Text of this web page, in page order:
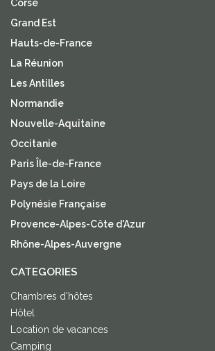
Corse
Grand Est
Hauts-de-France
La Réunion
Les Antilles
Normandie
Nouvelle-Aquitaine
Occitanie
Paris Île-de-France
Pays de la Loire
Polynésie Française
Provence-Alpes-Côte d'Azur
Rhône-Alpes-Auvergne
CATEGORIES
Chambres d'hôtes
Hôtel
Location de vacances
Camping